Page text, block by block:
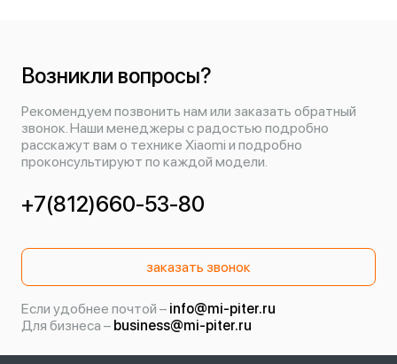
Возникли вопросы?
Рекомендуем позвонить нам или заказать обратный
звонок. Наши менеджеры с радостью подробно
расскажут вам о технике Xiaomi и подробно
проконсультируют по каждой модели.
+7(812)660-53-80
заказать звонок
Если удобнее почтой – info@mi-piter.ru
Для бизнеса – business@mi-piter.ru